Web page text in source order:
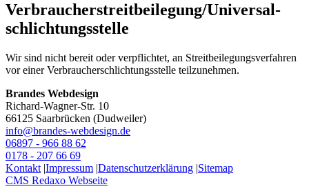
Verbraucher­streit­beilegung/Universal­
schlichtungs­stelle
Wir sind nicht bereit oder verpflichtet, an Streitbeilegungsverfahren
vor einer Verbraucherschlichtungsstelle teilzunehmen.
Brandes Webdesign
Richard-Wagner-Str. 10
66125 Saarbrücken (Dudweiler)
info@brandes-webdesign.de
06897 - 966 88 62
0178 - 207 66 69
Kontakt |Impressum |Datenschutzerklärung |Sitemap
CMS Redaxo Webseite